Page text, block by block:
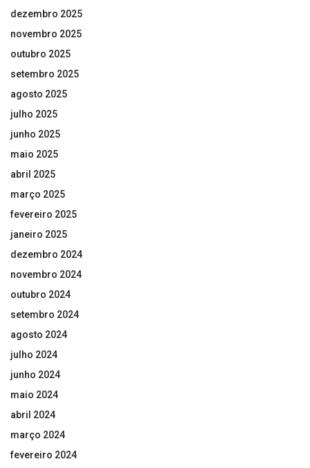
dezembro 2025
novembro 2025
outubro 2025
setembro 2025
agosto 2025
julho 2025
junho 2025
maio 2025
abril 2025
março 2025
fevereiro 2025
janeiro 2025
dezembro 2024
novembro 2024
outubro 2024
setembro 2024
agosto 2024
julho 2024
junho 2024
maio 2024
abril 2024
março 2024
fevereiro 2024